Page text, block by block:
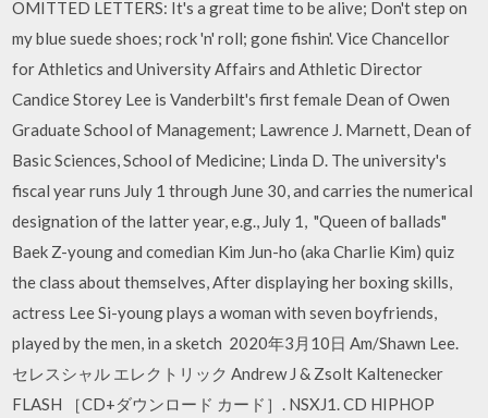
OMITTED LETTERS: It's a great time to be alive; Don't step on
my blue suede shoes; rock 'n' roll; gone fishin'. Vice Chancellor
for Athletics and University Affairs and Athletic Director
Candice Storey Lee is Vanderbilt's first female Dean of Owen
Graduate School of Management; Lawrence J. Marnett, Dean of
Basic Sciences, School of Medicine; Linda D. The university's
fiscal year runs July 1 through June 30, and carries the numerical
designation of the latter year, e.g., July 1, "Queen of ballads"
Baek Z-young and comedian Kim Jun-ho (aka Charlie Kim) quiz
the class about themselves, After displaying her boxing skills,
actress Lee Si-young plays a woman with seven boyfriends,
played by the men, in a sketch 2020年3月10日 Am/Shawn Lee.
セレスシャル エレクトリック Andrew J & Zsolt Kaltenecker
FLASH ［CD+ダウンロード カード］. NSXJ1. CD HIPHOP